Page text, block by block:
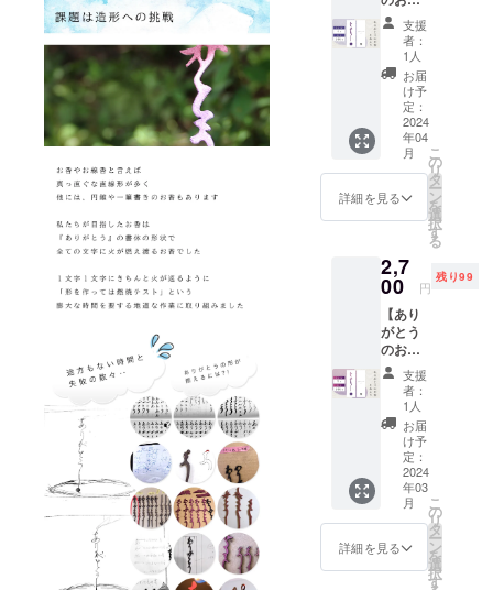
も付属
してお
りすぐ
にご利
用いた
だけま
す。 ※
直径
15cm以
上の受
け皿を
＝＝＝
＝＝＝
＝＝＝
※製品改
良のた
め、お
香本体
や化粧
箱、付
属品な
どのデ
ザイ
ン・仕
様は一
部変更
可能性
がござ
もご利
用いた
だける
よう化
粧箱に
もこだ
わりま
した。
お一人
様あた
りのリ
いませ
ん。 お
香立て
も付属
してお
りすぐ
にご利
用いた
だけま
す。 ※
直径
15cm以
上の受
け皿を
ご用意
くださ
い。 ＝
１本入
り】
《色》
単色カ
ラー
（バイ
オレッ
ト）
《4月ご
用意数
量》 限
定300本
《お届
定》
2024年
4月 大
切な方
への贈
り物に
もご利
用いた
だける
よう化
粧箱に
もこだ
わりま
した。
お一人
様あた
りのリ
支援
者：
1人
お届
け予
定：
2024
年04
月
詳細を見る
こ
の
リ
タ
ー
ン
を
選
択
す
る
2,7
00 円
残り99
【あり
がとう
のお香
１本入
り】
《色》
グラ
デー
ション
カラー
（コス
モス）
《3月ご
用意数
量》 限
定100本
支援
者：
1人
お届
け予
定：
2024
年03
月
詳細を見る
こ
の
リ
タ
ー
ン
を
選
択
す